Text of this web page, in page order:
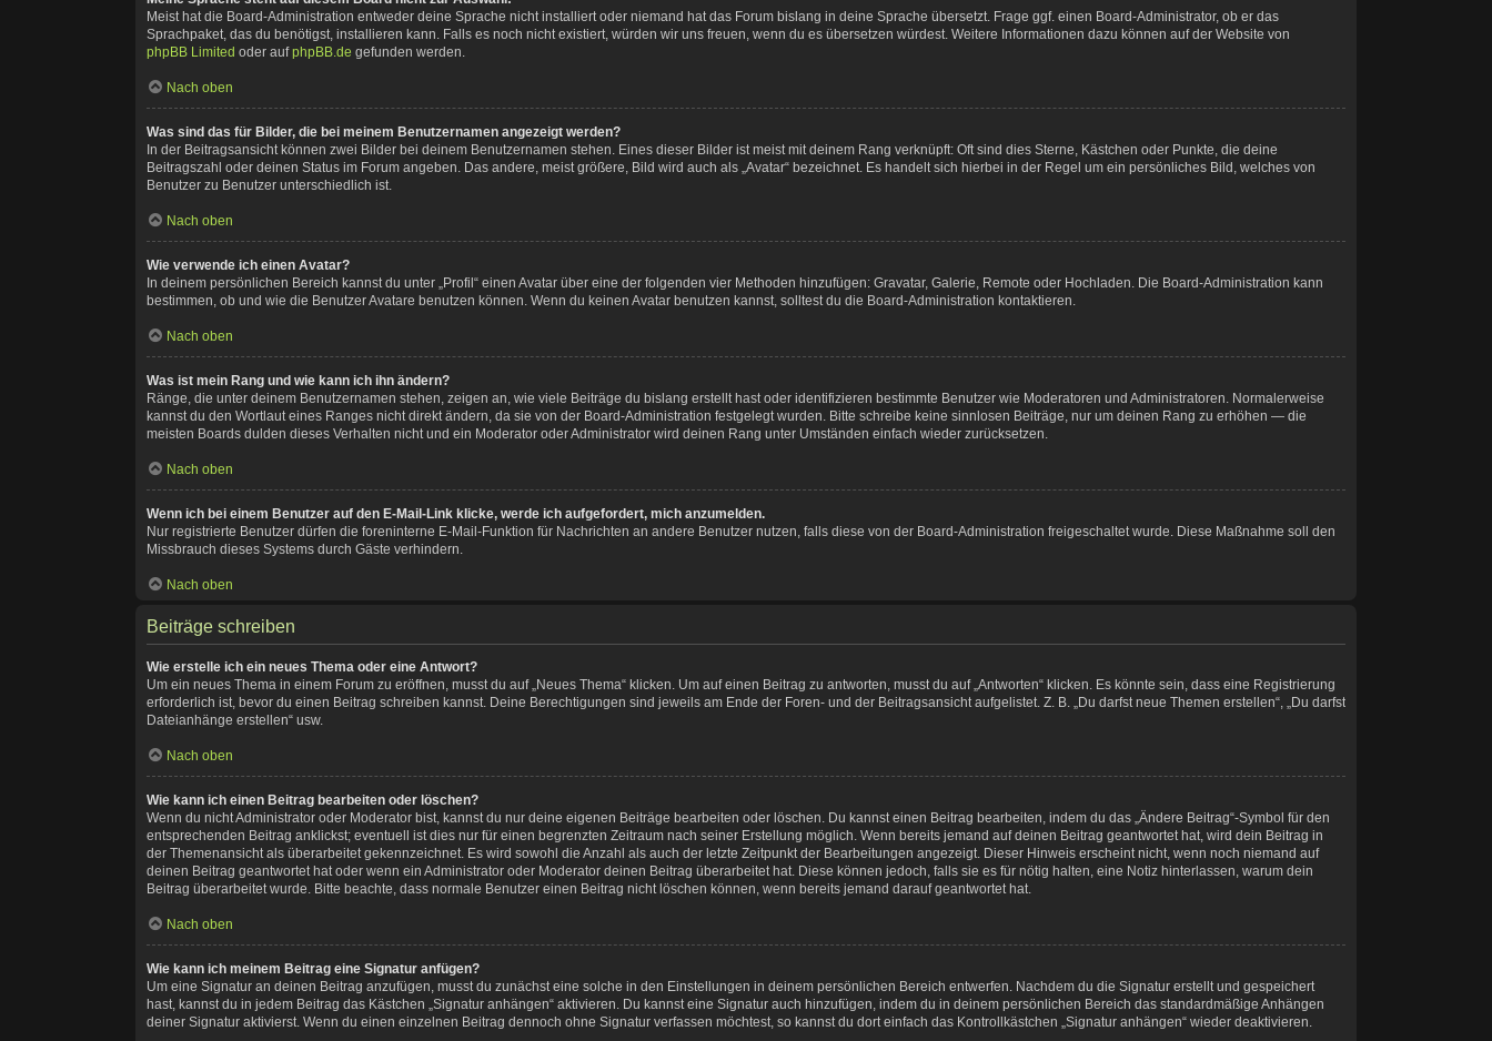
Meist hat die Board-Administration entweder deine Sprache nicht installiert oder niemand hat das Forum bislang in deine Sprache übersetzt. Frage ggf. einen Board-Administrator, ob er das
Sprachpaket, das du benötigst, installieren kann. Falls es noch nicht existiert, würden wir uns freuen, wenn du es übersetzen würdest. Weitere Informationen dazu können auf der Website von
phpBB Limited oder aufphpBB.de gefunden werden.
Nach oben
Was sind das für Bilder, die bei meinem Benutzernamen angezeigt werden?
In der Beitragsansicht können zwei Bilder bei deinem Benutzernamen stehen. Eines dieser Bilder ist meist mit deinem Rang verknüpft: Oft sind dies Sterne, Kästchen oder Punkte, die deine
Beitragszahl oder deinen Status im Forum angeben. Das andere, meist größere, Bild wird auch als „Avatar“ bezeichnet. Es handelt sich hierbei in der Regel um ein persönliches Bild, welches von
Benutzer zu Benutzer unterschiedlich ist.
Nach oben
Wie verwende ich einen Avatar?
In deinem persönlichen Bereich kannst du unter „Profil“ einen Avatar über eine der folgenden vier Methoden hinzufügen: Gravatar, Galerie, Remote oder Hochladen. Die Board-Administration kann
bestimmen, ob und wie die Benutzer Avatare benutzen können. Wenn du keinen Avatar benutzen kannst, solltest du die Board-Administration kontaktieren.
Nach oben
Was ist mein Rang und wie kann ich ihn ändern?
Ränge, die unter deinem Benutzernamen stehen, zeigen an, wie viele Beiträge du bislang erstellt hast oder identifizieren bestimmte Benutzer wie Moderatoren und Administratoren. Normalerweise
kannst du den Wortlaut eines Ranges nicht direkt ändern, da sie von der Board-Administration festgelegt wurden. Bitte schreibe keine sinnlosen Beiträge, nur um deinen Rang zu erhöhen — die
meisten Boards dulden dieses Verhalten nicht und ein Moderator oder Administrator wird deinen Rang unter Umständen einfach wieder zurücksetzen.
Nach oben
Wenn ich bei einem Benutzer auf den E-Mail-Link klicke, werde ich aufgefordert, mich anzumelden.
Nur registrierte Benutzer dürfen die foreninterne E-Mail-Funktion für Nachrichten an andere Benutzer nutzen, falls diese von der Board-Administration freigeschaltet wurde. Diese Maßnahme soll den
Missbrauch dieses Systems durch Gäste verhindern.
Nach oben
Beiträge schreiben
Wie erstelle ich ein neues Thema oder eine Antwort?
Um ein neues Thema in einem Forum zu eröffnen, musst du auf „Neues Thema“ klicken. Um auf einen Beitrag zu antworten, musst du auf „Antworten“ klicken. Es könnte sein, dass eine Registrierung
erforderlich ist, bevor du einen Beitrag schreiben kannst. Deine Berechtigungen sind jeweils am Ende der Foren- und der Beitragsansicht aufgelistet. Z. B. „Du darfst neue Themen erstellen“, „Du darfst
Dateianhänge erstellen“ usw.
Nach oben
Wie kann ich einen Beitrag bearbeiten oder löschen?
Wenn du nicht Administrator oder Moderator bist, kannst du nur deine eigenen Beiträge bearbeiten oder löschen. Du kannst einen Beitrag bearbeiten, indem du das „Ändere Beitrag“-Symbol für den
entsprechenden Beitrag anklickst; eventuell ist dies nur für einen begrenzten Zeitraum nach seiner Erstellung möglich. Wenn bereits jemand auf deinen Beitrag geantwortet hat, wird dein Beitrag in
der Themenansicht als überarbeitet gekennzeichnet. Es wird sowohl die Anzahl als auch der letzte Zeitpunkt der Bearbeitungen angezeigt. Dieser Hinweis erscheint nicht, wenn noch niemand auf
deinen Beitrag geantwortet hat oder wenn ein Administrator oder Moderator deinen Beitrag überarbeitet hat. Diese können jedoch, falls sie es für nötig halten, eine Notiz hinterlassen, warum dein
Beitrag überarbeitet wurde. Bitte beachte, dass normale Benutzer einen Beitrag nicht löschen können, wenn bereits jemand darauf geantwortet hat.
Nach oben
Wie kann ich meinem Beitrag eine Signatur anfügen?
Um eine Signatur an deinen Beitrag anzufügen, musst du zunächst eine solche in den Einstellungen in deinem persönlichen Bereich entwerfen. Nachdem du die Signatur erstellt und gespeichert
hast, kannst du in jedem Beitrag das Kästchen „Signatur anhängen“ aktivieren. Du kannst eine Signatur auch hinzufügen, indem du in deinem persönlichen Bereich das standardmäßige Anhängen
deiner Signatur aktivierst. Wenn du einen einzelnen Beitrag dennoch ohne Signatur verfassen möchtest, so kannst du dort einfach das Kontrollkästchen „Signatur anhängen“ wieder deaktivieren.